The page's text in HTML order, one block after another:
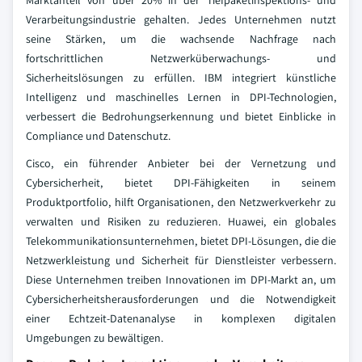
Verarbeitungsindustrie gehalten. Jedes Unternehmen nutzt
seine Stärken, um die wachsende Nachfrage nach
fortschrittlichen Netzwerküberwachungs- und
Sicherheitslösungen zu erfüllen. IBM integriert künstliche
Intelligenz und maschinelles Lernen in DPI-Technologien,
verbessert die Bedrohungserkennung und bietet Einblicke in
Compliance und Datenschutz.
Cisco, ein führender Anbieter bei der Vernetzung und
Cybersicherheit, bietet DPI-Fähigkeiten in seinem
Produktportfolio, hilft Organisationen, den Netzwerkverkehr zu
verwalten und Risiken zu reduzieren. Huawei, ein globales
Telekommunikationsunternehmen, bietet DPI-Lösungen, die die
Netzwerkleistung und Sicherheit für Dienstleister verbessern.
Diese Unternehmen treiben Innovationen im DPI-Markt an, um
Cybersicherheitsherausforderungen und die Notwendigkeit
einer Echtzeit-Datenanalyse in komplexen digitalen
Umgebungen zu bewältigen.